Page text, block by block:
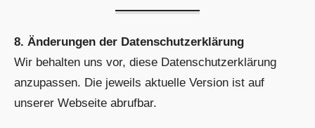
8. Änderungen der Datenschutzerklärung
Wir behalten uns vor, diese Datenschutzerklärung
anzupassen. Die jeweils aktuelle Version ist auf
unserer Webseite abrufbar.